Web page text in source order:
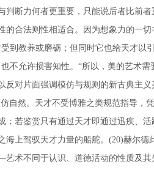
断力何者更重要，只能说后者比前
合法则性相适合。因为想象力的一
教养或磨砺；但同时它也给天才以
允许损害知性。“所以，美的艺术需
对片面强调模仿与规则的新古典主
自然。天才不受博雅之类规范指导，
若鉴赏只有通过天才即通过迅疾、
上驾驭天才力量的船舵。(20)赫尔
术不同于认识、道德活动的性质及其